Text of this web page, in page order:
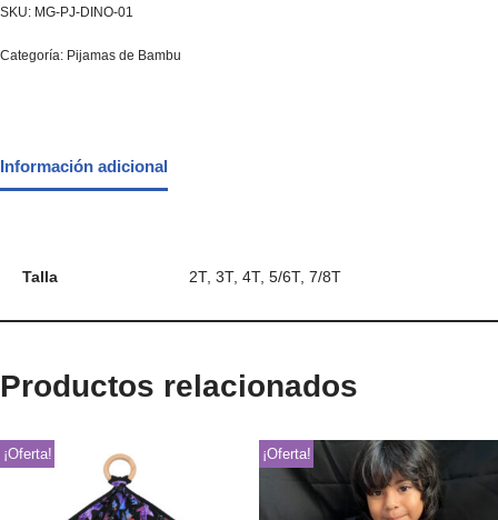
SKU: MG-PJ-DINO-01
Categoría: Pijamas de Bambu
Información adicional
Talla 2T, 3T, 4T, 5/6T, 7/8T
Productos relacionados
¡Oferta! ¡Oferta!